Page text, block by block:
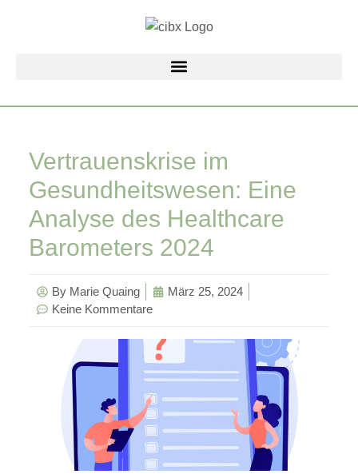
Vertrauenskrise im
Gesundheitswesen: Eine
Analyse des Healthcare
Barometers 2024
By Marie Quaing
März 25, 2024
Keine Kommentare